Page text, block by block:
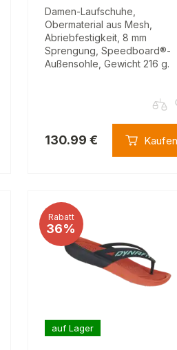
Damen-Laufschuhe,
Obermaterial aus Mesh,
Abriebfestigkeit, 8 mm
Sprengung, Speedboard®-
Außensohle, Gewicht 216 g.
130.99 € Kaufen
Rabatt
36%
auf Lager